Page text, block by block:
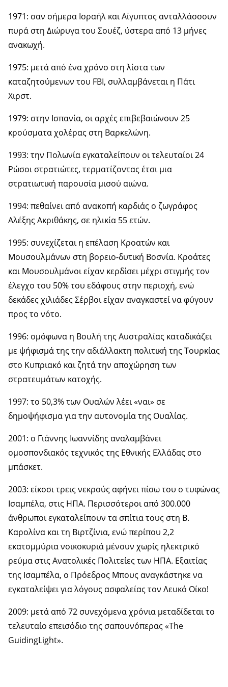
1971: σαν σήμερα Ισραήλ και Αίγυπτος ανταλλάσσουν
πυρά στη Διώρυγα του Σουέζ, ύστερα από 13 μήνες
ανακωχή.
1975: μετά από ένα χρόνο στη λίστα των
καταζητούμενων του FBI, συλλαμβάνεται η Πάτι
Χιρστ.
1979: στην Ισπανία, οι αρχές επιβεβαιώνουν 25
κρούσματα χολέρας στη Βαρκελώνη.
1993: την Πολωνία εγκαταλείπουν οι τελευταίοι 24
Ρώσοι στρατιώτες, τερματίζοντας έτσι μια
στρατιωτική παρουσία μισού αιώνα.
1994: πεθαίνει από ανακοπή καρδιάς ο ζωγράφος
Αλέξης Ακριθάκης, σε ηλικία 55 ετών.
1995: συνεχίζεται η επέλαση Κροατών και
Μουσουλμάνων στη βορειο-δυτική Βοσνία. Κροάτες
και Μουσουλμάνοι είχαν κερδίσει μέχρι στιγμής τον
έλεγχο του 50% του εδάφους στην περιοχή, ενώ
δεκάδες χιλιάδες Σέρβοι είχαν αναγκαστεί να φύγουν
προς το νότο.
1996: ομόφωνα η Βουλή της Αυστραλίας καταδικάζει
με ψήφισμά της την αδιάλλακτη πολιτική της Τουρκίας
στο Κυπριακό και ζητά την αποχώρηση των
στρατευμάτων κατοχής.
1997: το 50,3% των Ουαλών λέει «ναι» σε
δημοψήφισμα για την αυτονομία της Ουαλίας.
2001: ο Γιάννης Ιωαννίδης αναλαμβάνει
ομοσπονδιακός τεχνικός της Εθνικής Ελλάδας στο
μπάσκετ.
2003: είκοσι τρεις νεκρούς αφήνει πίσω του ο τυφώνας
Ισαμπέλα, στις ΗΠΑ. Περισσότεροι από 300.000
άνθρωποι εγκαταλείπουν τα σπίτια τους στη Β.
Καρολίνα και τη Βιρτζίνια, ενώ περίπου 2,2
εκατομμύρια νοικοκυριά μένουν χωρίς ηλεκτρικό
ρεύμα στις Ανατολικές Πολιτείες των ΗΠΑ. Εξαιτίας
της Ισαμπέλα, ο Πρόεδρος Μπους αναγκάστηκε να
εγκαταλείψει για λόγους ασφαλείας τον Λευκό Οίκο!
2009: μετά από 72 συνεχόμενα χρόνια μεταδίδεται το
τελευταίο επεισόδιο της σαπουνόπερας «The
GuidingLight».